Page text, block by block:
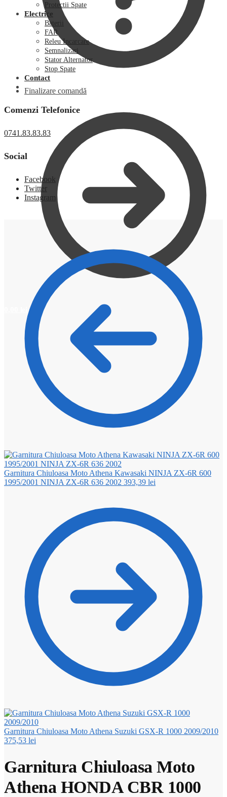
Finalizare comandă
0
Protectii Spate
Electrice
Baterii
FAR
Releu Incarcare
Semnalizari
Stator Alternator
Stop Spate
Contact
Comenzi Telefonice
0741.83.83.83
Social
Facebook
Twitter
Instagram
Garnitura Chiuloasa Moto Athena Kawasaki NINJA ZX-6R 600
1995/2001 NINJA ZX-6R 636 2002 393,39 lei
Garnitura Chiuloasa Moto Athena Suzuki GSX-R 1000 2009/2010
375,53 lei
Garnitura Chiuloasa Moto
Athena HONDA CBR 1000